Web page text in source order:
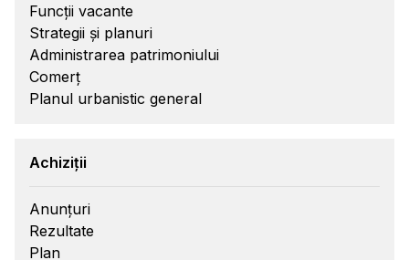
Funcții vacante
Strategii și planuri
Administrarea patrimoniului
Comerț
Planul urbanistic general
Achiziții
Anunțuri
Rezultate
Plan